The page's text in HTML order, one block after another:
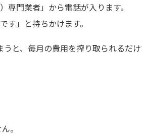
門業者」から電話が入ります。
す」と持ちかけます。
と、毎月の費用を搾り取られるだけ
。